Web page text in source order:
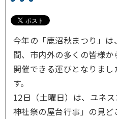
今年の「鹿沼秋まつり」
間、市内外の多くの皆様
開催できる運びとなりま
す。
12日（土曜日）は、ユネ
神社祭の屋台行事」の見